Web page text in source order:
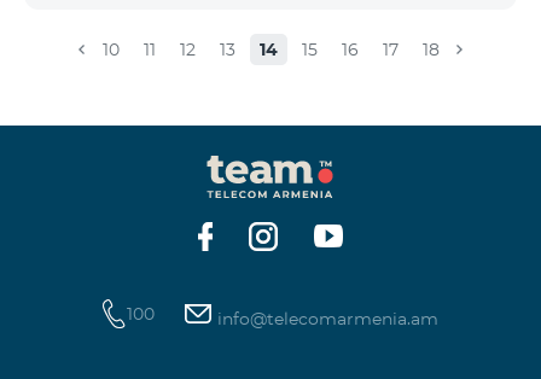
местных звонков в Арцахе - 29 драм/мин, 1 МБ
характер тарифов роуминга в Арцахе согласно
Меморандому, подписанному между
Государственной комиссией по регулированию
10 11 12 13 14 15 16 17 18
100 info@telecomarmenia.am